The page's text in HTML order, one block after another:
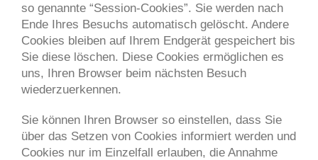
so genannte “Session-Cookies”. Sie werden nach
Ende Ihres Besuchs automatisch gelöscht. Andere
Cookies bleiben auf Ihrem Endgerät gespeichert bis
Sie diese löschen. Diese Cookies ermöglichen es
uns, Ihren Browser beim nächsten Besuch
wiederzuerkennen.
Sie können Ihren Browser so einstellen, dass Sie
über das Setzen von Cookies informiert werden und
Cookies nur im Einzelfall erlauben, die Annahme